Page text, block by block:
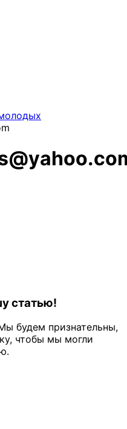
статью!
будем признательны,
чтобы мы могли